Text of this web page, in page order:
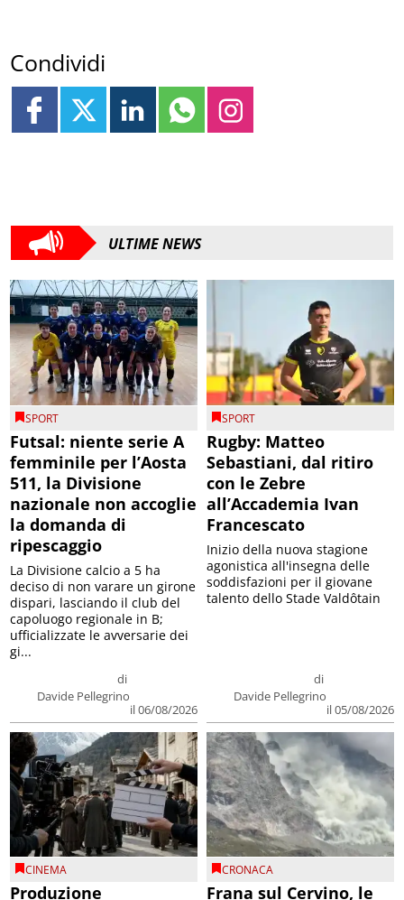
Condividi
ULTIME NEWS
SPORT
Futsal: niente serie A
femminile per l’Aosta
511, la Divisione
nazionale non accoglie
la domanda di
ripescaggio
di
Davide Pellegrino
il 06/08/2026
La Divisione calcio a 5 ha
deciso di non varare un girone
dispari, lasciando il club del
capoluogo regionale in B;
ufficializzate le avversarie dei
gi...
SPORT
Rugby: Matteo
Sebastiani, dal ritiro
con le Zebre
all’Accademia Ivan
Francescato
di
Davide Pellegrino
il 05/08/2026
Inizio della nuova stagione
agonistica all'insegna delle
soddisfazioni per il giovane
talento dello Stade Valdôtain
CINEMA
Produzione
CRONACA
Frana sul Cervino, le